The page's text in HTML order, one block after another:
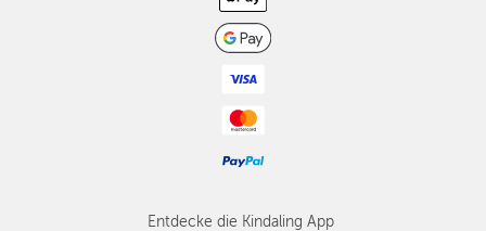
Entdecke die Kindaling App